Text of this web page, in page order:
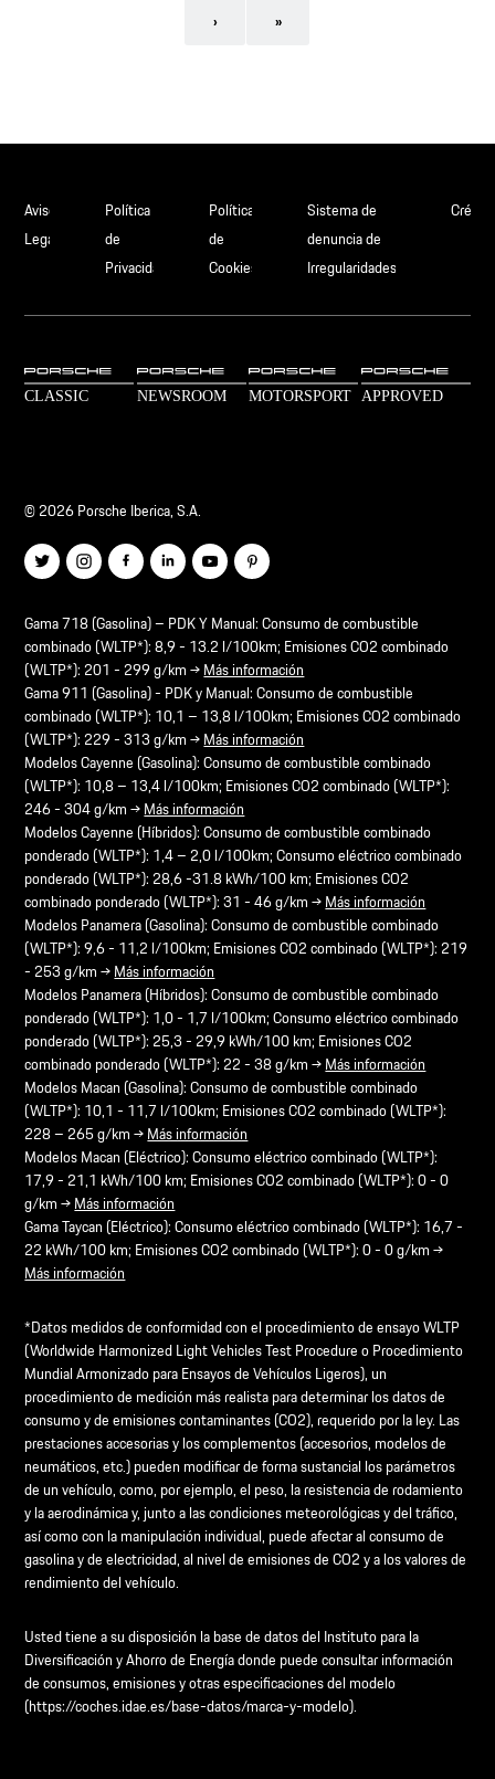
› »
Aviso
Legal
Política
de
Privacidad
Política
de
Cookies
Sistema de
denuncia de
Irregularidades
© 2026 Porsche Iberica, S.A.
Gama 718 (Gasolina) – PDK Y Manual: Consumo de combustible
combinado (WLTP*): 8,9 - 13.2 l/100km; Emisiones CO2 combinado
(WLTP*): 201 - 299 g/km →Más información
Gama 911 (Gasolina) - PDK y Manual: Consumo de combustible
combinado (WLTP*): 10,1 – 13,8 l/100km; Emisiones CO2 combinado
(WLTP*): 229 - 313 g/km →Más información
Modelos Cayenne (Gasolina): Consumo de combustible combinado
(WLTP*): 10,8 – 13,4 l/100km; Emisiones CO2 combinado (WLTP*):
246 - 304 g/km →Más información
Modelos Cayenne (Híbridos): Consumo de combustible combinado
ponderado (WLTP*): 1,4 – 2,0 l/100km; Consumo eléctrico combinado
ponderado (WLTP*): 28,6 -31.8 kWh/100 km; Emisiones CO2
combinado ponderado (WLTP*): 31 - 46 g/km →Más información
Modelos Panamera (Gasolina): Consumo de combustible combinado
(WLTP*): 9,6 - 11,2 l/100km; Emisiones CO2 combinado (WLTP*): 219
- 253 g/km →Más información
Modelos Panamera (Híbridos): Consumo de combustible combinado
ponderado (WLTP*): 1,0 - 1,7 l/100km; Consumo eléctrico combinado
ponderado (WLTP*): 25,3 - 29,9 kWh/100 km; Emisiones CO2
combinado ponderado (WLTP*): 22 - 38 g/km →Más información
Modelos Macan (Gasolina): Consumo de combustible combinado
(WLTP*): 10,1 - 11,7 l/100km; Emisiones CO2 combinado (WLTP*):
228 – 265 g/km →Más información
Modelos Macan (Eléctrico): Consumo eléctrico combinado (WLTP*):
17,9 - 21,1 kWh/100 km; Emisiones CO2 combinado (WLTP*): 0 - 0
g/km →Más información
Gama Taycan (Eléctrico): Consumo eléctrico combinado (WLTP*): 16,7 -
22 kWh/100 km; Emisiones CO2 combinado (WLTP*): 0 - 0 g/km →
Más información
*Datos medidos de conformidad con el procedimiento de ensayo WLTP
(Worldwide Harmonized Light Vehicles Test Procedure o Procedimiento
Mundial Armonizado para Ensayos de Vehículos Ligeros), un
procedimiento de medición más realista para determinar los datos de
consumo y de emisiones contaminantes (CO2), requerido por la ley. Las
prestaciones accesorias y los complementos (accesorios, modelos de
neumáticos, etc.) pueden modificar de forma sustancial los parámetros
de un vehículo, como, por ejemplo, el peso, la resistencia de rodamiento
y la aerodinámica y, junto a las condiciones meteorológicas y del tráfico,
así como con la manipulación individual, puede afectar al consumo de
gasolina y de electricidad, al nivel de emisiones de CO2 y a los valores de
rendimiento del vehículo.
Usted tiene a su disposición la base de datos del Instituto para la
Diversificación y Ahorro de Energía donde puede consultar información
de consumos, emisiones y otras especificaciones del modelo
(https://coches.idae.es/base-datos/marca-y-modelo).